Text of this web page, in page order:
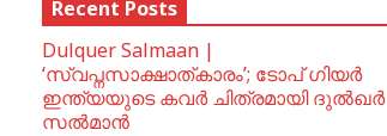
Recent Posts
Dulquer Salmaan |
‘സ്വപ്നസാക്ഷാത്കാരം’; ടോപ് ഗിയർ
ഇന്ത്യയുടെ കവർ ചിത്രമായി ദുൽഖർ
സൽമാൻ